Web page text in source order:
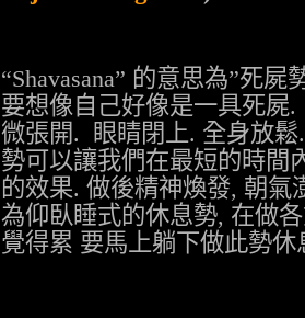
“Shavasana” 的意思為”死屍
要想像自己好像是一具死屍.
微張開. 眼睛閉上. 全身放鬆
勢可以讓我們在最短的時間
的效果. 做後精神煥發, 朝氣
為仰臥睡式的休息勢, 在做
覺得累 要馬上躺下做此勢休